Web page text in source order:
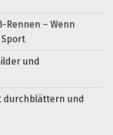
Rennen – Wenn
und
durchblättern und